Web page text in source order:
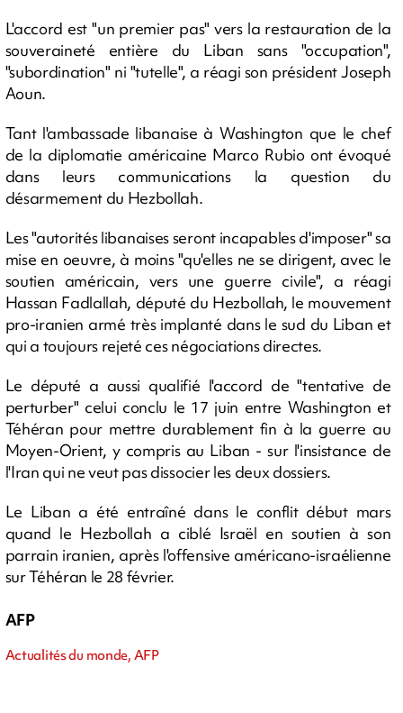
L'accord est "un premier pas" vers la restauration de la
souveraineté entière du Liban sans "occupation",
"subordination" ni "tutelle", a réagi son président Joseph
Aoun.
Tant l'ambassade libanaise à Washington que le chef
de la diplomatie américaine Marco Rubio ont évoqué
dans leurs communications la question du
désarmement du Hezbollah.
Les "autorités libanaises seront incapables d'imposer" sa
mise en oeuvre, à moins "qu'elles ne se dirigent, avec le
soutien américain, vers une guerre civile", a réagi
Hassan Fadlallah, député du Hezbollah, le mouvement
pro-iranien armé très implanté dans le sud du Liban et
qui a toujours rejeté ces négociations directes.
Le député a aussi qualifié l'accord de "tentative de
perturber" celui conclu le 17 juin entre Washington et
Téhéran pour mettre durablement fin à la guerre au
Moyen-Orient, y compris au Liban - sur l'insistance de
l'Iran qui ne veut pas dissocier les deux dossiers.
Le Liban a été entraîné dans le conflit début mars
quand le Hezbollah a ciblé Israël en soutien à son
parrain iranien, après l'offensive américano-israélienne
sur Téhéran le 28 février.
AFP
Actualités du monde, AFP